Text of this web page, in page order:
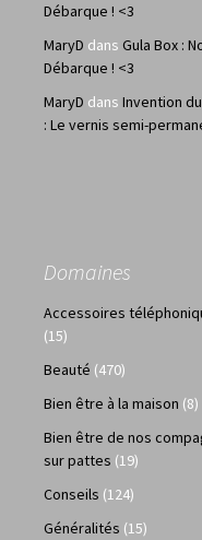
Débarque ! <3
MaryD dans Gula Box :
Débarque ! <3
MaryD dans Invention
: Le vernis semi-
Domaines
Accessoires
(15)
Beauté (470)
Bien être à la maison (8)
Bien être de nos
sur pattes (19)
Conseils (124)
Généralités (15)